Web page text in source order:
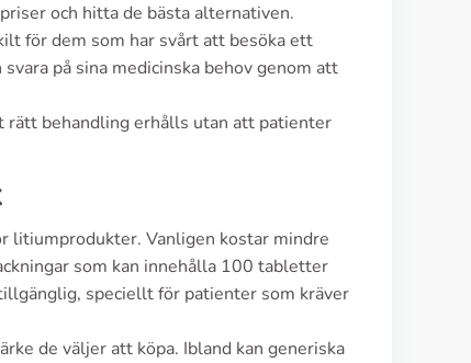
och hitta de bästa alternativen.
för dem som har svårt att besöka ett
på sina medicinska behov genom att
rätt behandling erhålls utan att patienter
litiumprodukter. Vanligen kostar mindre
som kan innehålla 100 tabletter
speciellt för patienter som kräver
de väljer att köpa. Ibland kan generiska